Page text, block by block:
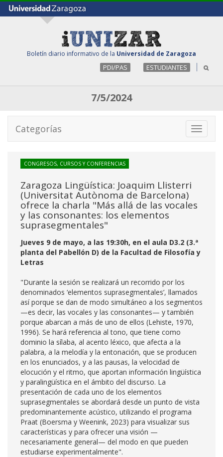
Boletín diario informativo de la Universidad de Zaragoza
PDI/PAS ESTUDIANTES
7/5/2024
Toggle
Categorías
CONGRESOS, CURSOS Y CONFERENCIAS
Zaragoza Lingüística: Joaquim Llisterri
(Universitat Autònoma de Barcelona)
ofrece la charla "Más allá de las vocales
y las consonantes: los elementos
suprasegmentales"
Jueves 9 de mayo, a las 19:30h, en el aula D3.2 (3.ª
planta del Pabellón D) de la Facultad de Filosofía y
Letras
"Durante la sesión se realizará un recorrido por los
denominados ‘elementos suprasegmentales’, llamados
así porque se dan de modo simultáneo a los segmentos
—es decir, las vocales y las consonantes— y también
porque abarcan a más de uno de ellos (Lehiste, 1970,
1996). Se hará referencia al tono, que tiene como
dominio la sílaba, al acento léxico, que afecta a la
palabra, a la melodía y la entonación, que se producen
en los enunciados, y a las pausas, la velocidad de
elocución y el ritmo, que aportan información lingüística
y paralingüística en el ámbito del discurso. La
presentación de cada uno de los elementos
suprasegmentales se abordará desde un punto de vista
predominantemente acústico, utilizando el programa
Praat (Boersma y Weenink, 2023) para visualizar sus
características y para ofrecer una visión —
necesariamente general— del modo en que pueden
estudiarse experimentalmente".